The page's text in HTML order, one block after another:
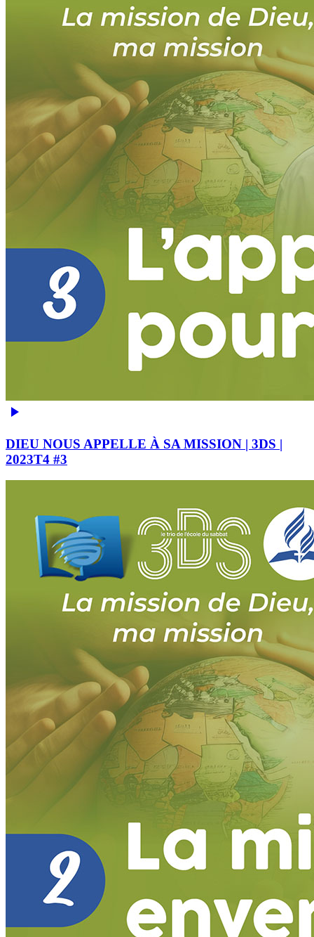
DIEU NOUS APPELLE À SA MISSION | 3DS |
2023T4 #3